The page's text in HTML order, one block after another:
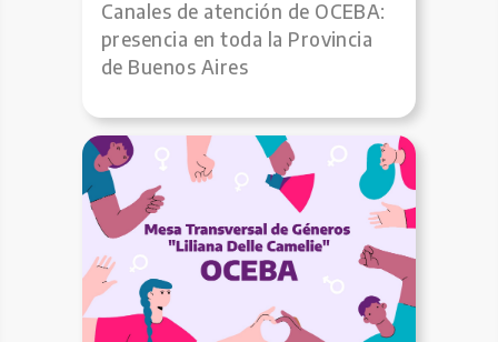
Canales de atención de OCEBA:
presencia en toda la Provincia
de Buenos Aires